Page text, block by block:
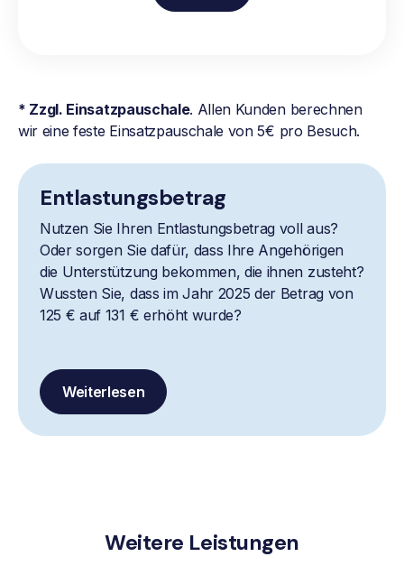
* Zzgl. Einsatzpauschale. Allen Kunden berechnen
wir eine feste Einsatzpauschale von 5€ pro Besuch.
Entlastungsbetrag
Nutzen Sie Ihren Entlastungsbetrag voll aus?
Oder sorgen Sie dafür, dass Ihre Angehörigen
die Unterstützung bekommen, die ihnen zusteht?
Wussten Sie, dass im Jahr 2025 der Betrag von
125 € auf 131 € erhöht wurde?
Weiterlesen
Weitere Leistungen